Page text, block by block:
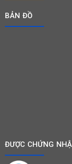
BẢN ĐỒ
ĐƯỢC CHỨNG